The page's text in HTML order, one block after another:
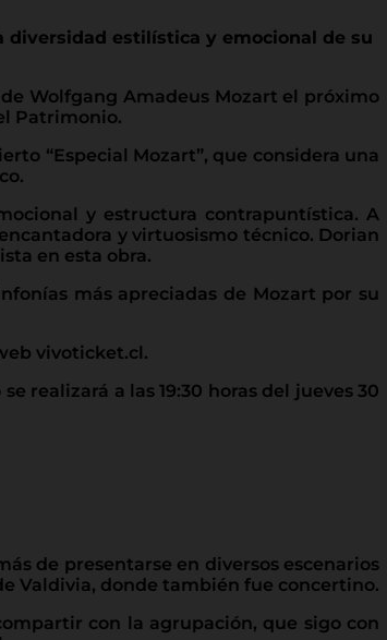
diversidad estilística y emocional de su
Wolfgang Amadeus Mozart el próximo
Patrimonio.
“Especial Mozart”, que considera una
y estructura contrapuntística. A
y virtuosismo técnico. Dorian
en esta obra.
más apreciadas de Mozart por su
vivoticket.cl.
realizará a las 19:30 horas del jueves 30
de presentarse en diversos escenarios
Valdivia, donde también fue concertino.
con la agrupación, que sigo con